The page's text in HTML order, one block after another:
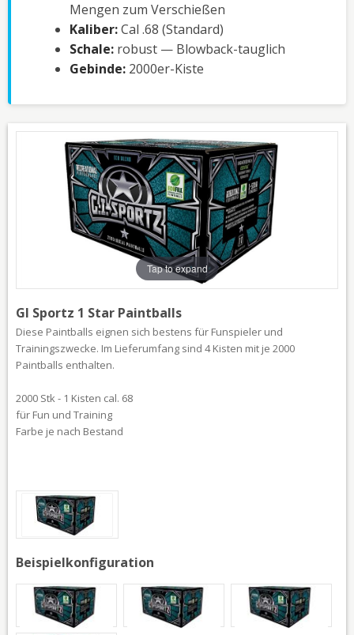
Mengen zum Verschießen
Kaliber:Cal .68 (Standard)
Schale: robust — Blowback-tauglich
Gebinde: 2000er-Kiste
Tap to expand
GI Sportz 1 Star Paintballs
Diese Paintballs eignen sich bestens für Funspieler und
Trainingszwecke. Im Lieferumfang sind 4 Kisten mit je 2000
Paintballs enthalten.
2000 Stk - 1 Kisten cal. 68
für Fun und Training
Farbe je nach Bestand
Beispielkonfiguration